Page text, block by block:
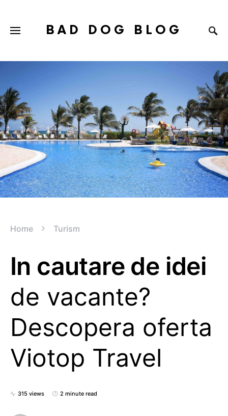
BAD DOG BLOG
Home Turism
In cautare de idei
de vacante?
Descopera oferta
Viotop Travel
315 views 2 minute read